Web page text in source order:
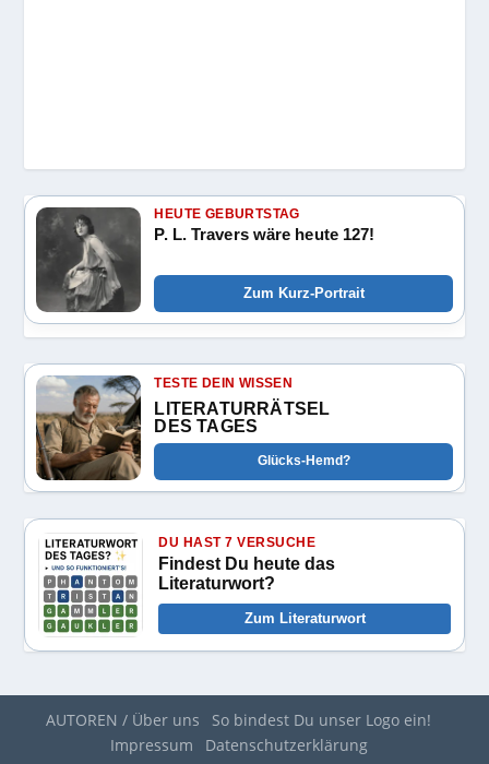
HEUTE GEBURTSTAG
P. L. Travers wäre heute 127!
Zum Kurz-Portrait
TESTE DEIN WISSEN
LITERATURRÄTSEL
DES TAGES
Glücks-Hemd?
DU HAST 7 VERSUCHE
Findest Du heute das
Literaturwort?
Zum Literaturwort
AUTOREN / Über uns
So bindest Du unser Logo ein!
Impressum
Datenschutzerklärung